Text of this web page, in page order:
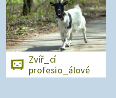
Zvíř_cí
profesio_álové